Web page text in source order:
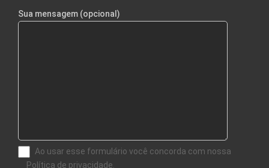
Sua mensagem (opcional)
Ao usar esse formulário você concorda com nossa
Política de privacidade.